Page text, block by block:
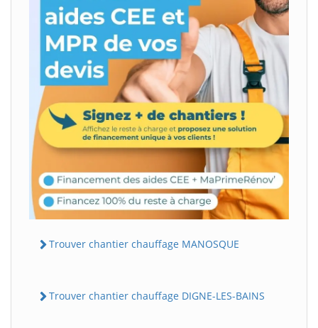
Trouver chantier chauffage MANOSQUE
Trouver chantier chauffage DIGNE-LES-BAINS